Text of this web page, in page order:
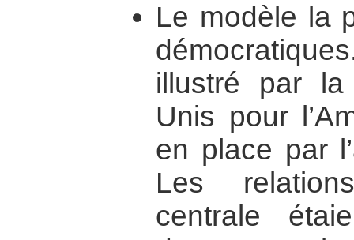
Le modèle la
illustré par
Unis pour
en place par
Les
centrale